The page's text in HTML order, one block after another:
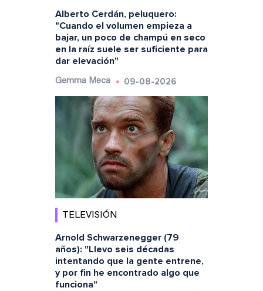
Alberto Cerdán, peluquero:
"Cuando el volumen empieza a
bajar, un poco de champú en seco
en la raíz suele ser suficiente para
dar elevación"
Gemma Meca 09-08-2026
TELEVISIÓN
Arnold Schwarzenegger (79
años): "Llevo seis décadas
intentando que la gente entrene,
y por fin he encontrado algo que
funciona"